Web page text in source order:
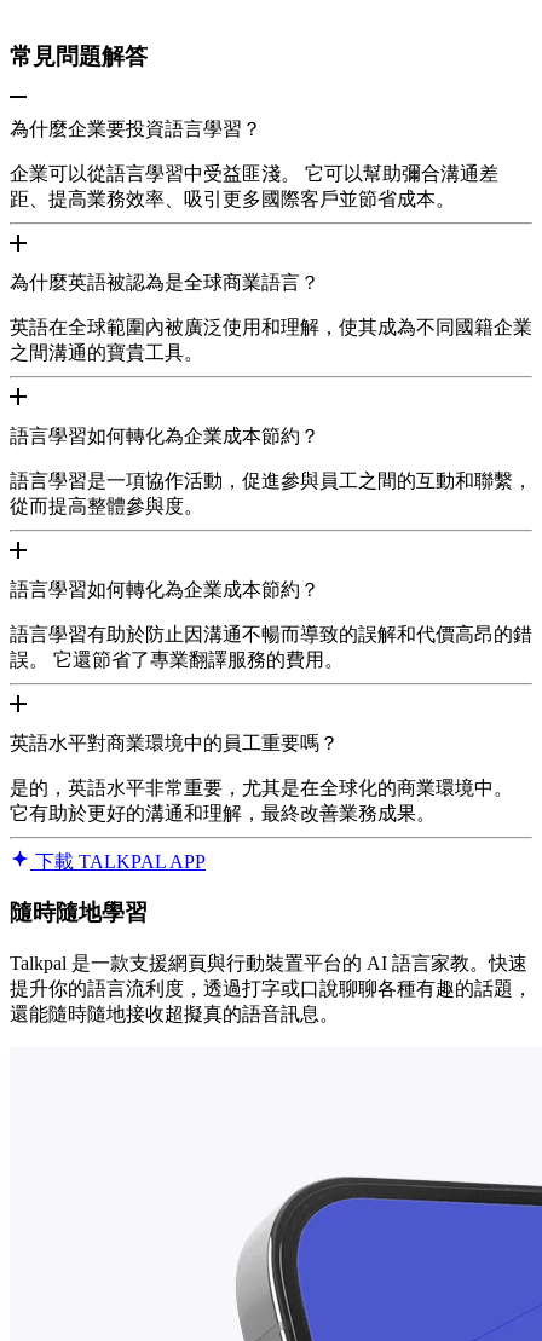
常見問題解答
為什麼企業要投資語言學習？
企業可以從語言學習中受益匪淺。 它可以幫助彌合溝通差
距、提高業務效率、吸引更多國際客戶並節省成本。
為什麼英語被認為是全球商業語言？
英語在全球範圍內被廣泛使用和理解，使其成為不同國籍企業
之間溝通的寶貴工具。
語言學習如何轉化為企業成本節約？
語言學習是一項協作活動，促進參與員工之間的互動和聯繫，
從而提高整體參與度。
語言學習如何轉化為企業成本節約？
語言學習有助於防止因溝通不暢而導致的誤解和代價高昂的錯
誤。 它還節省了專業翻譯服務的費用。
英語水平對商業環境中的員工重要嗎？
是的，英語水平非常重要，尤其是在全球化的商業環境中。
它有助於更好的溝通和理解，最終改善業務成果。
下載 TALKPAL APP
隨時隨地學習
Talkpal 是一款支援網頁與行動裝置平台的 AI 語言家教。快速
提升你的語言流利度，透過打字或口說聊聊各種有趣的話題，
還能隨時隨地接收超擬真的語音訊息。